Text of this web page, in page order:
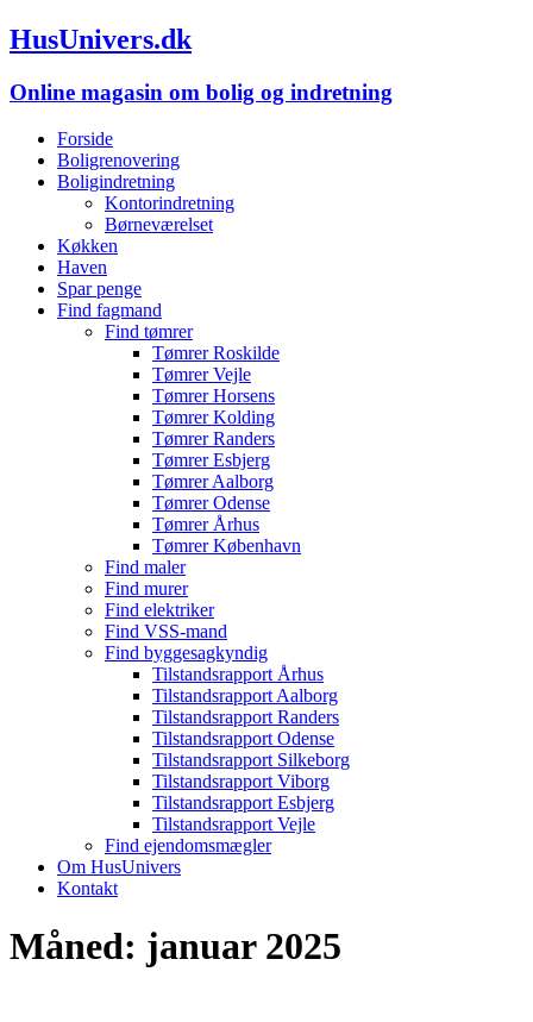
HusUnivers.dk
Online magasin om bolig og indretning
Forside
Boligrenovering
Boligindretning
Kontorindretning
Børneværelset
Køkken
Haven
Spar penge
Find fagmand
Find tømrer
Tømrer Roskilde
Tømrer Vejle
Tømrer Horsens
Tømrer Kolding
Tømrer Randers
Tømrer Esbjerg
Tømrer Aalborg
Tømrer Odense
Tømrer Århus
Tømrer København
Find maler
Find murer
Find elektriker
Find VSS-mand
Find byggesagkyndig
Tilstandsrapport Århus
Tilstandsrapport Aalborg
Tilstandsrapport Randers
Tilstandsrapport Odense
Tilstandsrapport Silkeborg
Tilstandsrapport Viborg
Tilstandsrapport Esbjerg
Tilstandsrapport Vejle
Find ejendomsmægler
Om HusUnivers
Kontakt
Måned: januar 2025